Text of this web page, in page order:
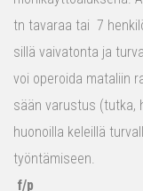
tn tavaraa tai 7
sillä vaivatonta ja
voi operoida mataliin
sään varustus (tutka,
huonoilla keleillä
työntämiseen.
f/p